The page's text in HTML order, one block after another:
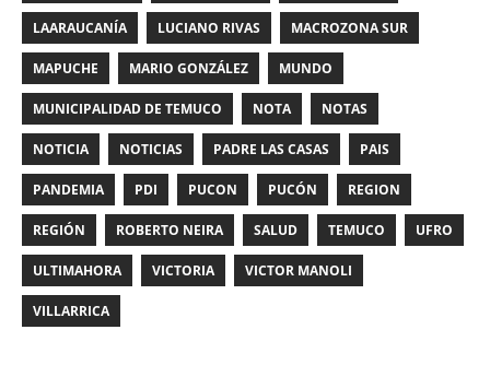
LAARAUCANÍA LUCIANO RIVAS MACROZONA SUR
MAPUCHE MARIO GONZÁLEZ MUNDO
MUNICIPALIDAD DE TEMUCO NOTA NOTAS
NOTICIA NOTICIAS PADRE LAS CASAS PAIS
PANDEMIA PDI PUCON PUCÓN REGION
REGIÓN ROBERTO NEIRA SALUD TEMUCO UFRO
ULTIMAHORA VICTORIA VICTOR MANOLI
VILLARRICA